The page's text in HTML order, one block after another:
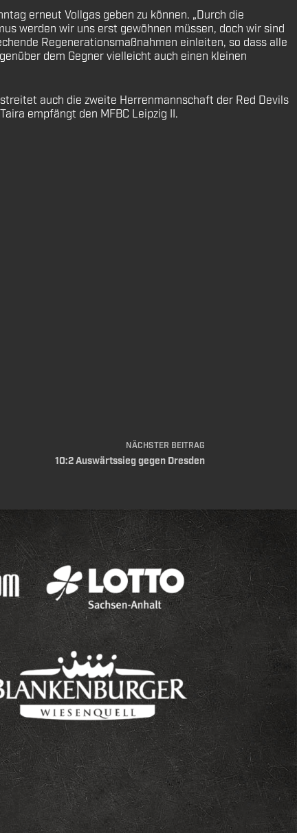
erneut Vollgas geben zu können. „Durch die
werden wir uns erst gewöhnen müssen, doch wir sind
Regenerationsmaßnahmen einleiten, so dass alle
dem Gegner vielleicht auch einen kleinen
auch die zweite Herrenmannschaft der Red Devils
empfängt den MFBC Leipzig II.
NÄCHSTER BEITRAG
10:2 Auswärtssieg gegen Dresden